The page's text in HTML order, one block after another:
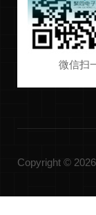
微信扫
Copyright ©